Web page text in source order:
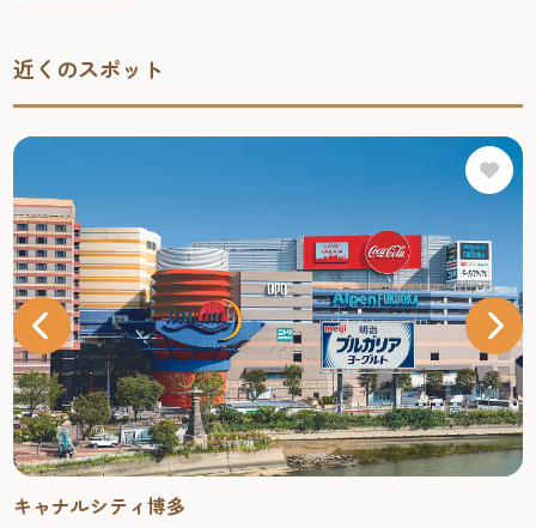
近くのスポット
キャナルシティ博多